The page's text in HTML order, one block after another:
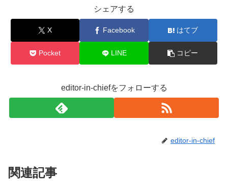
k
シェアする
X Facebook はてブ
Pocket LINE コピー
editor-in-chiefをフォローする
editor-in-chief
関連記事